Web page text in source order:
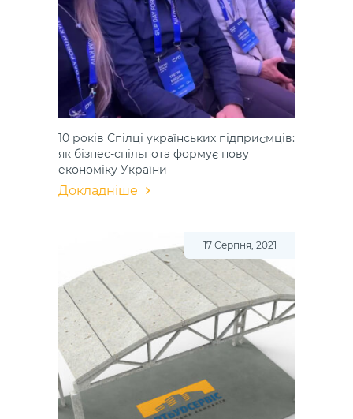
10 років Спілці українських підприємців:
як бізнес-спільнота формує нову
економіку України
Докладніше
17 Серпня, 2021